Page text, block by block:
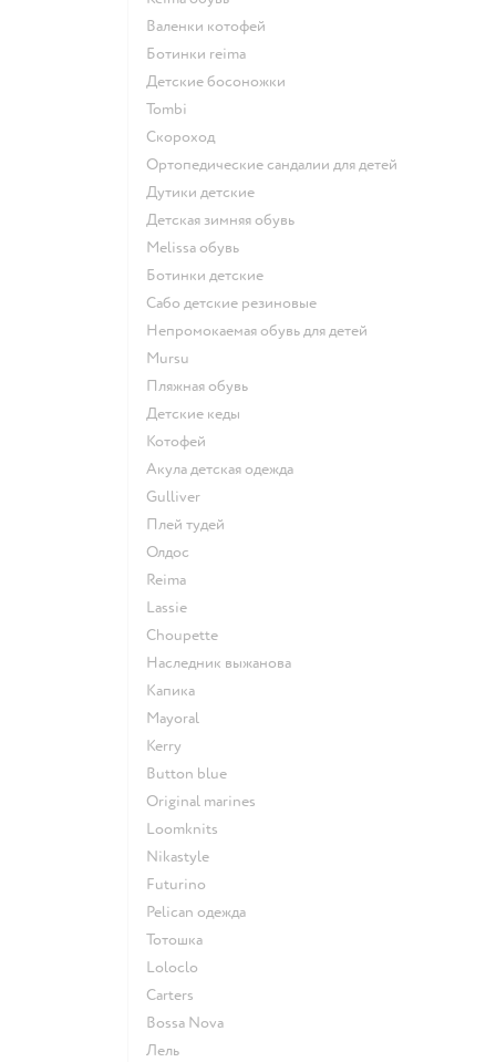
Валенки котофей
Ботинки reima
Детские босоножки
Tombi
Скороход
Ортопедические сандалии для детей
Дутики детские
Детская зимняя обувь
Melissa обувь
Ботинки детские
Сабо детские резиновые
Непромокаемая обувь для детей
Mursu
Пляжная обувь
Детские кеды
Котофей
Акула детская одежда
Gulliver
Плей тудей
Олдос
Reima
Lassie
Choupette
Наследник выжанова
Капика
Mayoral
Kerry
Button blue
Original marines
Loomknits
Nikastyle
Futurino
Pelican одежда
Тотошка
Loloclo
Сarters
Bossa Nova
Лель